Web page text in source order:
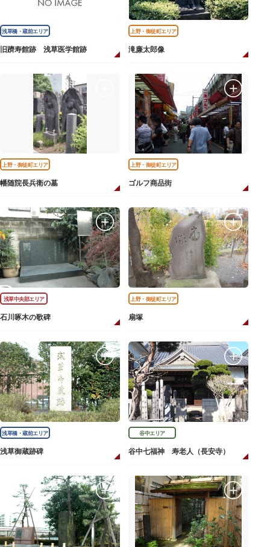
浅草橋・蔵前エリア
旧躋寿館跡 浅草医学館跡
上野・御徒町エリア
滝廉太郎像
上野・御徒町エリア
幡随院長兵衛の墓
上野・御徒町エリア
ゴルフ商品街
浅草中央部エリア
石川啄木の歌碑
上野・御徒町エリア
扇塚
浅草橋・蔵前エリア
浅草御蔵跡碑
谷中エリア
谷中七福神 寿老人（長安寺）